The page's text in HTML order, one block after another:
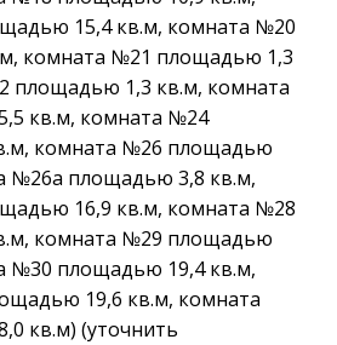
15,4 кв.м, комната №20
комната №21 площадью 1,3
площадью 1,3 кв.м, комната
кв.м, комната №24
комната №26 площадью
№26а площадью 3,8 кв.м,
16,9 кв.м, комната №28
комната №29 площадью
№30 площадью 19,4 кв.м,
19,6 кв.м, комната
кв.м) (уточнить